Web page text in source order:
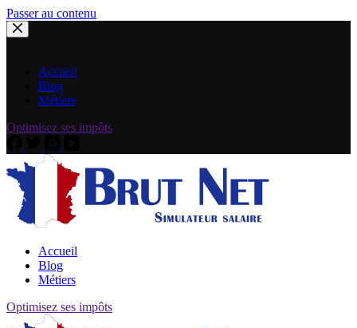
Passer au contenu
Accueil
Blog
Métiers
Optimisez ses impôts
Accueil
Blog
Métiers
Optimisez ses impôts